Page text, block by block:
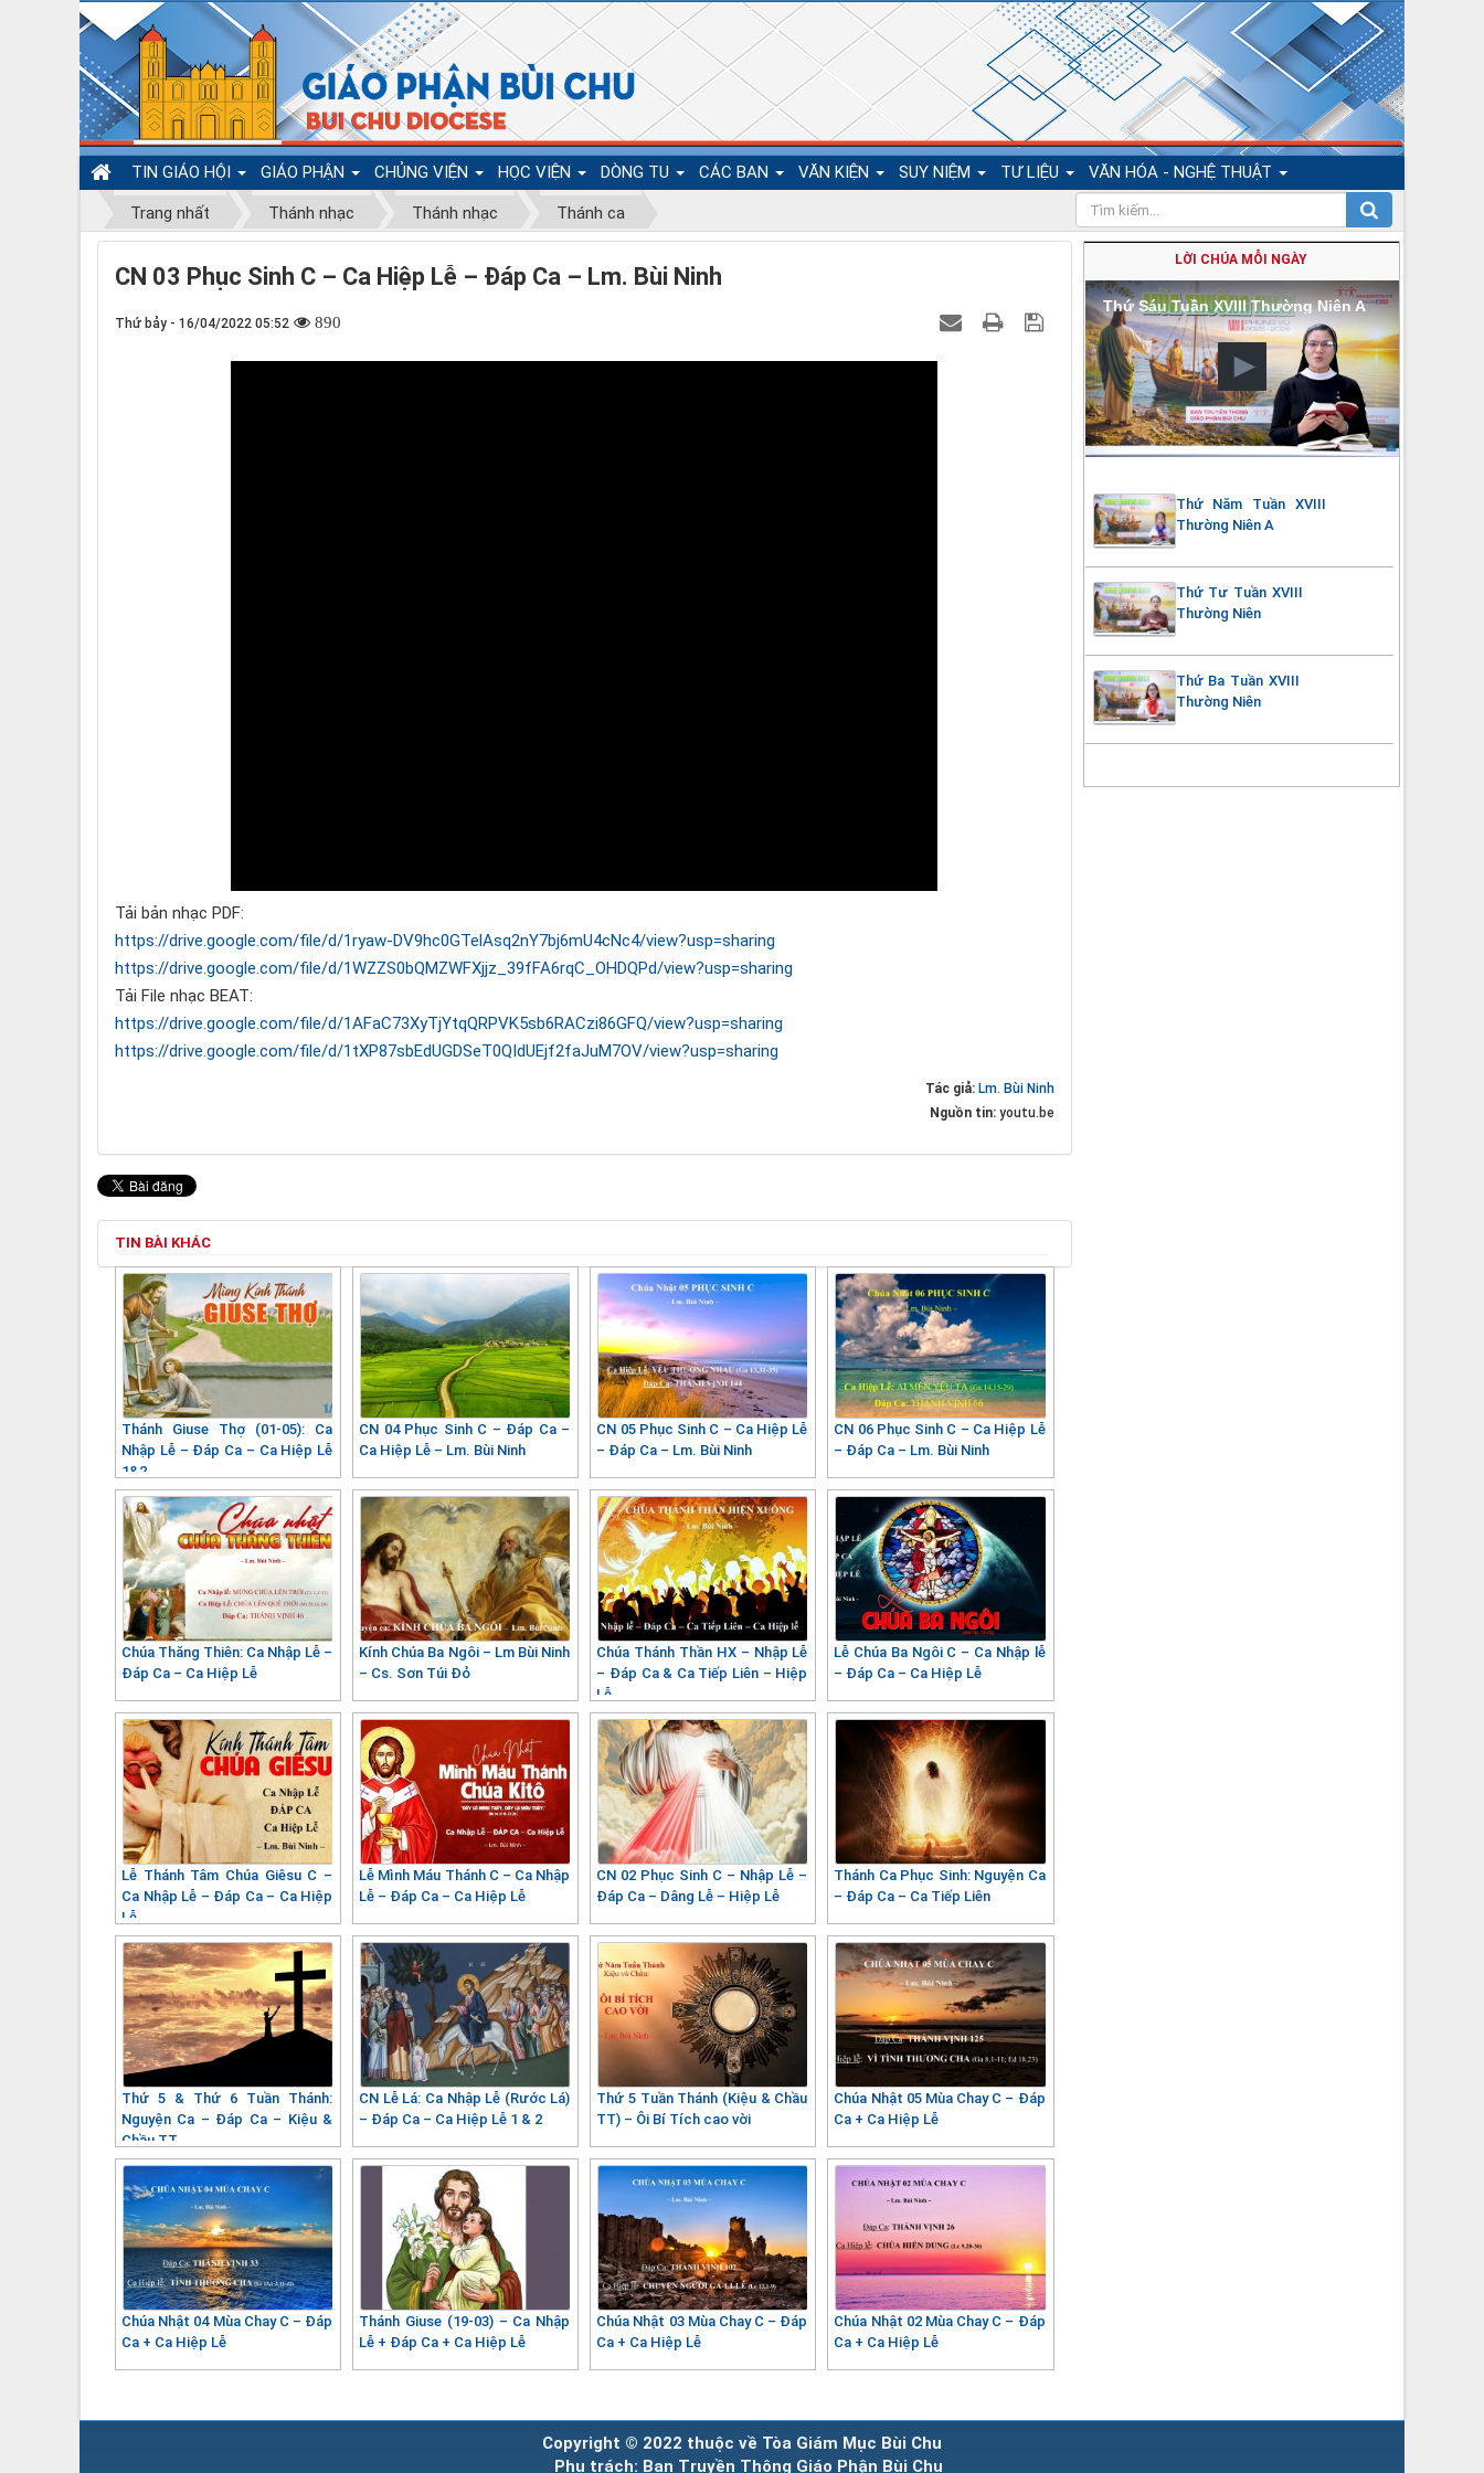
TIN GIÁO HỘI GIÁO PHẬN CHỦNG VIỆN HỌC VIỆN DÒNG TU CÁC BAN VĂN KIỆN SUY NIỆM TƯ LIỆU VĂN HÓA - NGHỆ THUẬT
Trang nhất Thánh nhạc Thánh nhạc Thánh ca
CN 03 Phục Sinh C – Ca Hiệp Lễ – Đáp Ca – Lm. Bùi Ninh
Thứ bảy - 16/04/2022 05:52 890
Tải bản nhạc PDF:
https://drive.google.com/file/d/1ryaw-DV9hc0GTelAsq2nY7bj6mU4cNc4/view?usp=sharing
https://drive.google.com/file/d/1WZZS0bQMZWFXjjz_39fFA6rqC_OHDQPd/view?usp=sharing
Tải File nhạc BEAT:
https://drive.google.com/file/d/1AFaC73XyTjYtqQRPVK5sb6RACzi86GFQ/view?usp=sharing
https://drive.google.com/file/d/1tXP87sbEdUGDSeT0QIdUEjf2faJuM7OV/view?usp=sharing
Tác giả: Lm. Bùi Ninh
Nguồn tin: youtu.be
TIN BÀI KHÁC
Thánh Giuse Thợ (01-05): Ca
Nhập Lễ – Đáp Ca – Ca Hiệp Lễ
1&2
CN 04 Phục Sinh C – Đáp Ca –
Ca Hiệp Lễ – Lm. Bùi Ninh
CN 05 Phục Sinh C – Ca Hiệp Lễ
– Đáp Ca – Lm. Bùi Ninh
CN 06 Phục Sinh C – Ca Hiệp Lễ
– Đáp Ca – Lm. Bùi Ninh
Chúa Thăng Thiên: Ca Nhập Lễ –
Đáp Ca – Ca Hiệp Lễ
Kính Chúa Ba Ngôi – Lm Bùi Ninh
– Cs. Sơn Túi Đỏ
Chúa Thánh Thần HX – Nhập Lễ
– Đáp Ca & Ca Tiếp Liên – Hiệp
Lễ
Lễ Chúa Ba Ngôi C – Ca Nhập lễ
– Đáp Ca – Ca Hiệp Lễ
Lễ Thánh Tâm Chúa Giêsu C –
Ca Nhập Lễ – Đáp Ca – Ca Hiệp
Lễ
Lễ Mình Máu Thánh C – Ca Nhập
Lễ – Đáp Ca – Ca Hiệp Lễ
CN 02 Phục Sinh C – Nhập Lễ –
Đáp Ca – Dâng Lễ – Hiệp Lễ
Thánh Ca Phục Sinh: Nguyện Ca
– Đáp Ca – Ca Tiếp Liên
Thứ 5 & Thứ 6 Tuần Thánh:
Nguyện Ca – Đáp Ca – Kiệu &
Chầu TT
CN Lễ Lá: Ca Nhập Lễ (Rước Lá)
– Đáp Ca – Ca Hiệp Lễ 1 & 2
Thứ 5 Tuần Thánh (Kiệu & Chầu
TT) – Ôi Bí Tích cao vời
Chúa Nhật 05 Mùa Chay C – Đáp
Ca + Ca Hiệp Lễ
Chúa Nhật 04 Mùa Chay C – Đáp
Ca + Ca Hiệp Lễ
Thánh Giuse (19-03) – Ca Nhập
Lễ + Đáp Ca + Ca Hiệp Lễ
Chúa Nhật 03 Mùa Chay C – Đáp
Ca + Ca Hiệp Lễ
Chúa Nhật 02 Mùa Chay C – Đáp
Ca + Ca Hiệp Lễ
LỜI CHÚA MỖI NGÀY
Thứ Sáu Tuần XVIII Thường Niên A
Thứ Năm Tuần XVIII
Thường Niên A
Thứ Tư Tuần XVIII
Thường Niên
Thứ Ba Tuần XVIII
Thường Niên
Copyright © 2022 thuộc về Tòa Giám Mục Bùi Chu
Phụ trách: Ban Truyền Thông Giáo Phận Bùi Chu